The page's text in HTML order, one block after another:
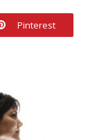
Pinterest